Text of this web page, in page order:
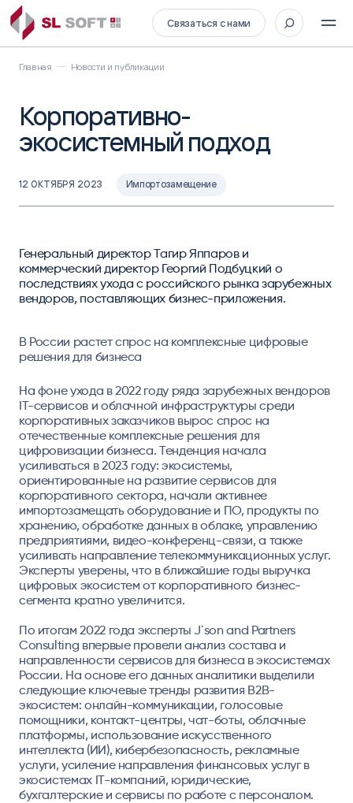
Связаться с нами
Главная Новости и публикации
Корпоративно-
экосистемный подход
12 ОКТЯБРЯ 2023 Импортозамещение
Генеральный директор Тагир Яппаров и
коммерческий директор Георгий Подбуцкий о
последствиях ухода с российского рынка зарубежных
вендоров, поставляющих бизнес-приложения.
В России растет спрос на комплексные цифровые
решения для бизнеса
На фоне ухода в 2022 году ряда зарубежных вендоров
IT-сервисов и облачной инфраструктуры среди
корпоративных заказчиков вырос спрос на
отечественные комплексные решения для
цифровизации бизнеса. Тенденция начала
усиливаться в 2023 году: экосистемы,
ориентированные на развитие сервисов для
корпоративного сектора, начали активнее
импортозамещать оборудование и ПО, продукты по
хранению, обработке данных в облаке, управлению
предприятиями, видео-конференц-связи, а также
усиливать направление телекоммуникационных услуг.
Эксперты уверены, что в ближайшие годы выручка
цифровых экосистем от корпоративного бизнес-
сегмента кратно увеличится.
По итогам 2022 года эксперты J`son and Partners
Consulting впервые провели анализ состава и
направленности сервисов для бизнеса в экосистемах
России. На основе его данных аналитики выделили
следующие ключевые тренды развития B2B-
экосистем: онлайн-коммуникации, голосовые
помощники, контакт-центры, чат-боты, облачные
платформы, использование искусственного
интеллекта (ИИ), кибербезопасность, рекламные
услуги, усиление направления финансовых услуг в
экосистемах IT-компаний, юридические,
бухгалтерские и сервисы по работе с персоналом.